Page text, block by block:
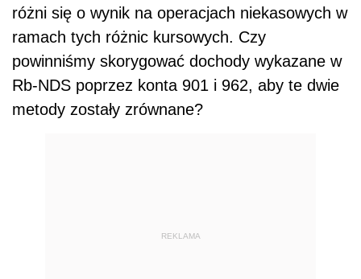
różni się o wynik na operacjach niekasowych w
ramach tych różnic kursowych. Czy
powinniśmy skorygować dochody wykazane w
Rb-NDS poprzez konta 901 i 962, aby te dwie
metody zostały zrównane?
REKLAMA